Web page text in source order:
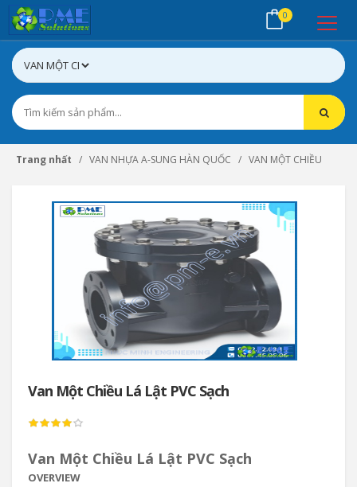
0
Trang nhất VAN NHỰA A-SUNG HÀN QUỐC VAN MỘT CHIỀU
Van Một Chiều Lá Lật PVC Sạch
Van Một Chiều Lá Lật PVC Sạch
OVERVIEW